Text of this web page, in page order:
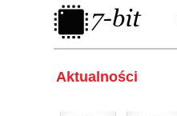
Aktualności